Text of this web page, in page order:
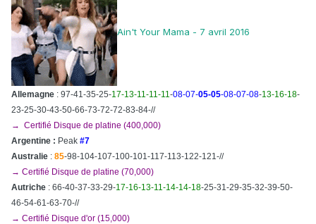
Ain't Your Mama - 7 avril 2016
Allemagne : 97-41-35-25-17-13-11-11-11 -08-07-05-05-08-07-08-13-16-18-
23-25-30-43-50-66-73-72-72-83-84-//
→ Certifié Disque de platine (400,000)
Argentine : Peak #7
Australie : 85-98-104-107-100-101-117-113-122-121-//
→ Certifié Disque de platine (70,000)
Autriche : 66-40-37-33-29-17-16-13-11-14-14-18-25-31-29-35-32-39-50-
46-54-61-63-70-//
→ Certifié Disque d'or (15,000)